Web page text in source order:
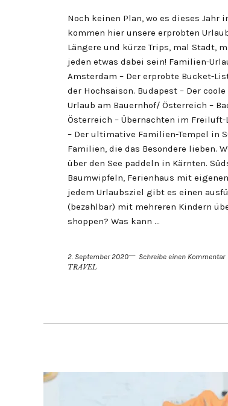
Noch keinen Plan, wo es dieses
kommen hier unsere erprobten
Längere und kürze Trips, mal Stadt,
jeden etwas dabei sein! Familien-
Amsterdam – Der erprobte Bucket-
der Hochsaison. Budapest – Der
Urlaub am Bauernhof/ Österreich –
Österreich – Übernachten im
– Der ultimative Familien-Tempel in
Familien, die das Besondere lieben.
über den See paddeln in Kärnten.
Baumwipfeln, Ferienhaus mit
jedem Urlaubsziel gibt es einen
(bezahlbar) mit mehreren Kindern
shoppen? Was kann …
2. September 2020 Schreibe einen Kommentar
TRAVEL